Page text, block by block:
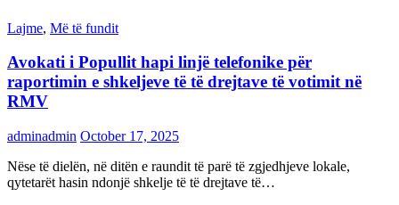
Lajme, Më të fundit
Avokati i Popullit hapi linjë telefonike për
raportimin e shkeljeve të të drejtave të votimit në
RMV
adminadmin October 17, 2025
Nëse të dielën, në ditën e raundit të parë të zgjedhjeve lokale,
qytetarët hasin ndonjë shkelje të të drejtave të…